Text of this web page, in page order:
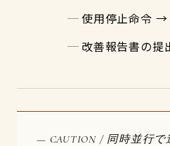
使用停止命令 →
改善報告書の提
— CAUTION / 同時並行